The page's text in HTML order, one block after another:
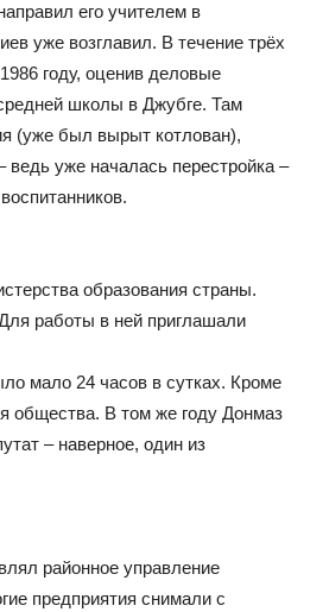
его учителем в
уже возглавил. В течение трёх
году, оценив деловые
школы в Джубге. Там
(уже был вырыт котлован),
ведь уже началась перестройка –
образования страны.
работы в ней приглашали
мало 24 часов в сутках. Кроме
общества. В том же году Донмаз
– наверное, один из
районное управление
предприятия снимали с